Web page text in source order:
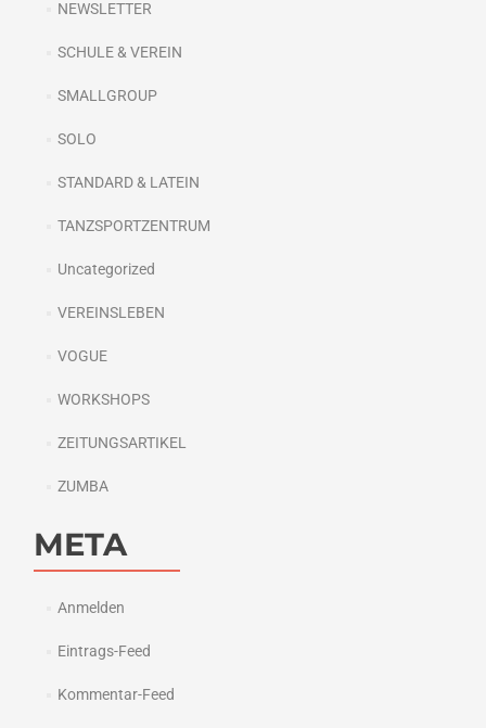
NEWSLETTER
SCHULE & VEREIN
SMALLGROUP
SOLO
STANDARD & LATEIN
TANZSPORTZENTRUM
Uncategorized
VEREINSLEBEN
VOGUE
WORKSHOPS
ZEITUNGSARTIKEL
ZUMBA
META
Anmelden
Eintrags-Feed
Kommentar-Feed